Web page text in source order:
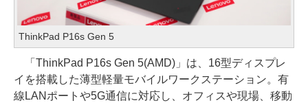
ThinkPad P16s Gen 5
「ThinkPad P16s Gen 5(AMD)」は、16型ディスプレ
イを搭載した薄型軽量モバイルワークステーション。有
線LANポートや5G通信に対応し、オフィスや現場、移動